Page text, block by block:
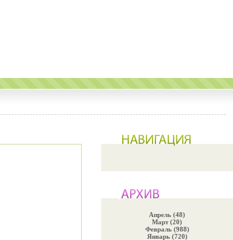
Апрель (48)
Март (20)
Февраль (988)
Январь (720)